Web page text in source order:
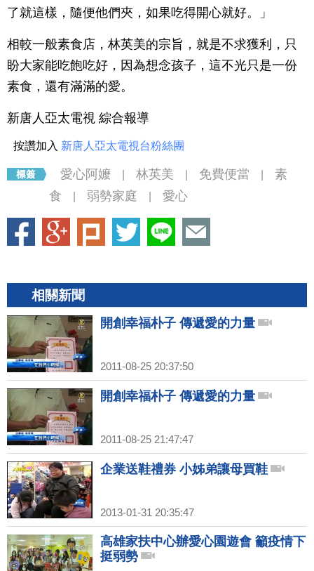
了就這樣，隨便他們夾，如果吃得開心就好。」
相較一般素食店，林英美的宗旨，就是不求獲利，只
盼大家能吃飽吃好，因為想念孩子，這不光只是一份
素食，還有滿滿的愛。
新唐人亞太電視 綜合報導
按讚加入 新唐人亞太電視台粉絲團
愛心阿嬤 林英美 免費便當
素
食
弱勢家庭 愛心
相關新聞
開創幸福朴子 傳遞愛的力量
2011-08-25 20:37:50
開創幸福朴子 傳遞愛的力量
2011-08-25 21:47:47
企業送鞋禮券 小姊弟讓母買鞋
2013-01-31 20:35:47
高雄家扶中心辦愛心園遊會 籲疫情下
挺弱勢